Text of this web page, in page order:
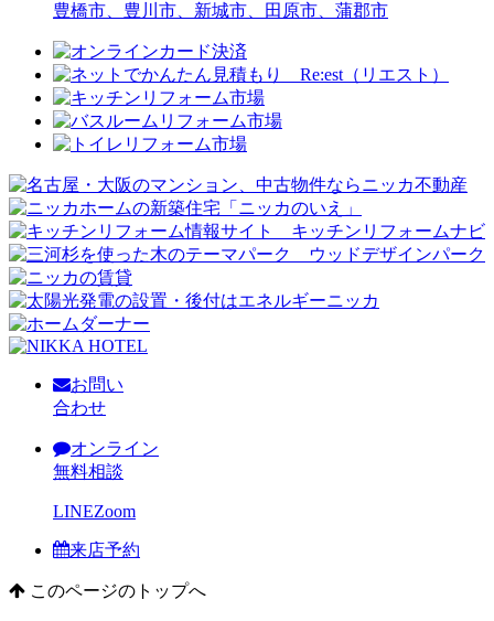
豊橋市、豊川市、新城市、田原市、蒲郡市
お問い
合わせ
オンライン
無料相談
LINEZoom
来店予約
このページのトップへ